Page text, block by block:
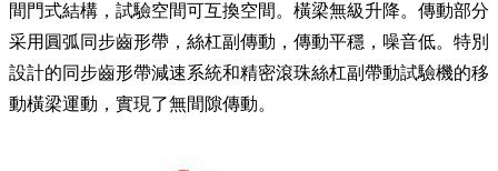
間門式結構，試驗空間可互換空間。橫梁無級升降。傳動部分
采用圓弧同步齒形帶，絲杠副傳動，傳動平穩，噪音低。特別
設計的同步齒形帶減速系統和精密滾珠絲杠副帶動試驗機的移
動橫梁運動，實現了無間隙傳動。